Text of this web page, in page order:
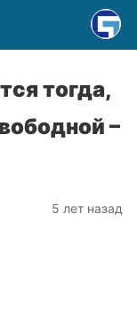
тогда,
–
5 лет назад